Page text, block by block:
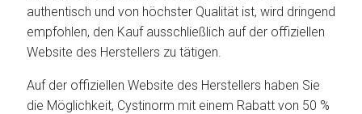
authentisch und von höchster Qualität ist, wird dringend
empfohlen, den Kauf ausschließlich auf der offiziellen
Website des Herstellers zu tätigen.
Auf der offiziellen Website des Herstellers haben Sie
die Möglichkeit, Cystinorm mit einem Rabatt von 50 %